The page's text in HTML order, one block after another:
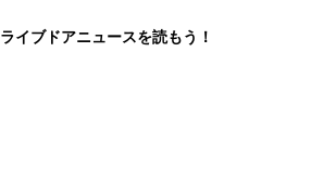
ライブドアニュースを読もう！